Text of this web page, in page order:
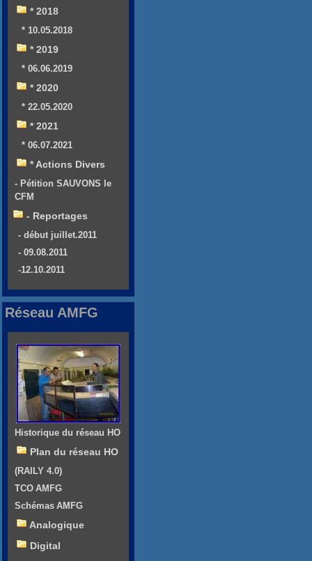
* 2018
* 10.05.2018
* 2019
* 06.06.2019
* 2020
* 22.05.2020
* 2021
* 06.07.2021
* Actions Divers
- Pétition SAUVONS le
CFM
- Reportages
- début juillet.2011
- 09.08.2011
-12.10.2011
Réseau AMFG
Historique du réseau HO
Plan du réseau HO
(RAILY 4.0)
TCO AMFG
Schémas AMFG
Analogique
Digital